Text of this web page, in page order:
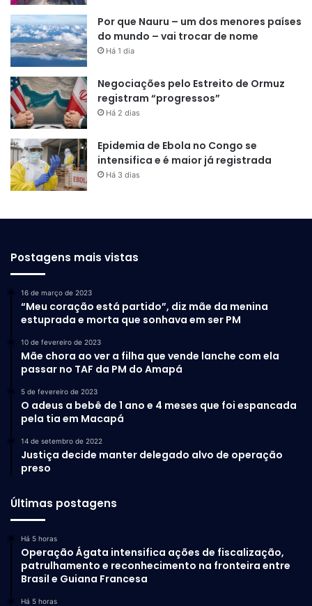
Por que Nauru – um dos menores países
do mundo – vai trocar de nome
Há 1 dia
Negociações pelo Estreito de Ormuz
registram “progressos”
Há 2 dias
Epidemia de Ebola no Congo se
intensifica e é maior já registrada
Há 3 dias
Postagens mais vistas
16 de março de 2023
“Meu coração está partido”, diz mãe da menina
estuprada e morta que sonhava em ser PM
10 de fevereiro de 2023
Mãe chora ao ver a filha que vende lanche com ela
passar no TAF da PM do Amapá
5 de fevereiro de 2023
O adeus a bebê de 1 ano e 4 meses que foi espancada
pela tia em Macapá
14 de setembro de 2022
Justiça decide manter delegado alvo de operação
preso
Últimas postagens
Há 5 horas
Operação Ágata intensifica ações de fiscalização,
patrulhamento e reconhecimento na fronteira entre
Brasil e Guiana Francesa
Há 5 horas